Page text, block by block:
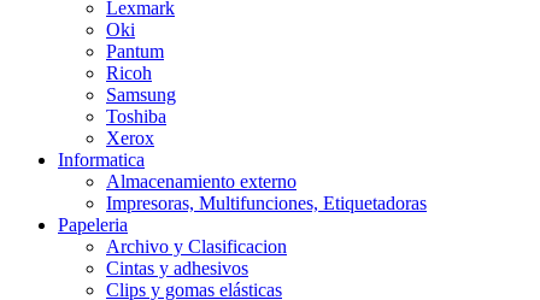
Lexmark
Oki
Pantum
Ricoh
Samsung
Toshiba
Xerox
Informatica
Almacenamiento externo
Impresoras, Multifunciones, Etiquetadoras
Papeleria
Archivo y Clasificacion
Cintas y adhesivos
Clips y gomas elásticas